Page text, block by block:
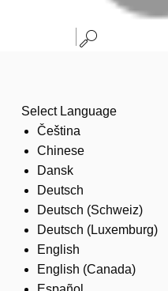
Select Language
Čeština
Chinese
Dansk
Deutsch
Deutsch (Schweiz)
Deutsch (Luxemburg)
English
English (Canada)